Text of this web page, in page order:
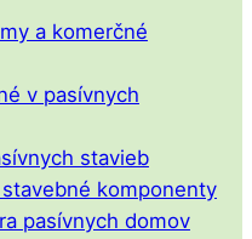
a komerčné
v pasívnych
stavieb
komponenty
pasívnych domov